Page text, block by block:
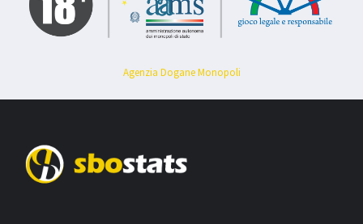
Agenzia Dogane Monopoli